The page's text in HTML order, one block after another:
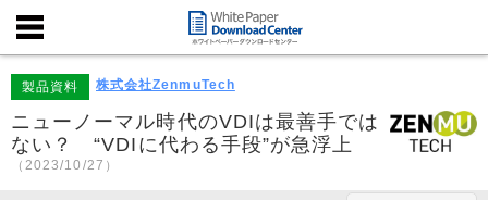
製品資料 株式会社ZenmuTech
ニューノーマル時代のVDIは最善手では
ない？ “VDIに代わる手段”が急浮上
（2023/10/27）